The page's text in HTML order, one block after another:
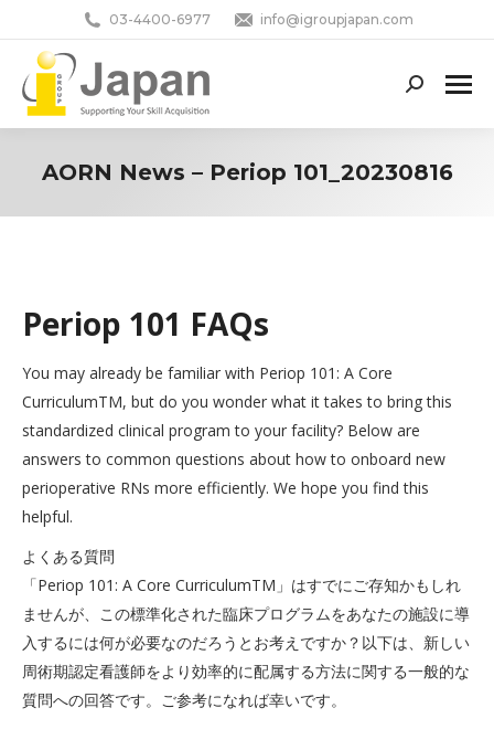
03-4400-6977 info@igroupjapan.com
Search:
AORN News – Periop 101_20230816
Periop 101 FAQs
You may already be familiar with Periop 101: A Core
CurriculumTM, but do you wonder what it takes to bring this
standardized clinical program to your facility? Below are
answers to common questions about how to onboard new
perioperative RNs more efficiently. We hope you find this
helpful.
よくある質問
「Periop 101: A Core CurriculumTM」はすでにご存知かもしれ
ませんが、この標準化された臨床プログラムをあなたの施設に導
入するには何が必要なのだろうとお考えですか？以下は、新しい
周術期認定看護師をより効率的に配属する方法に関する一般的な
質問への回答です。ご参考になれば幸いです。